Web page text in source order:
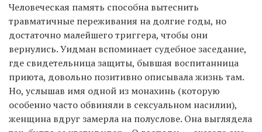
Человеческая память способна вытеснить
травматичные переживания на долгие годы, но
достаточно малейшего триггера, чтобы они
вернулись. Уидман вспоминает судебное заседание,
где свидетельница защиты, бывшая воспитанница
приюта, довольно позитивно описывала жизнь там.
Но, услышав имя одной из монахинь (которую
особенно часто обвиняли в сексуальном насилии),
женщина вдруг замерла на полуслове. Она выглядела